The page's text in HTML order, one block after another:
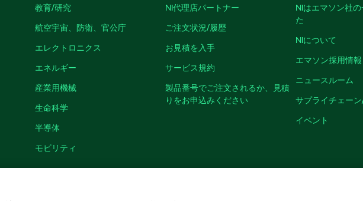
教育/研究
航空宇宙、防衛、官公庁
エレクトロニクス
エネルギー
産業用機械
生命科学
半導体
モビリティ
NI代理店パートナー
ご注文状況/履歴
お見積を入手
サービス規約
製品番号でご注文されるか、見積
りをお申込みください
NIはエマソン社
た
NIについて
エマソン採用情報
ニュースルーム
サプライチェー
イベント
IMPRINT